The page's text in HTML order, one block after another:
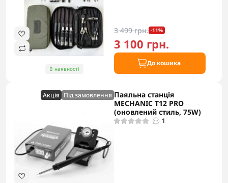
В наявності
3 499 грн. -11%
3 100 грн.
До кошика
Акцiя Під замовлення Паяльна станція
MECHANIC T12 PRO
(оновлений стиль, 75W)
1